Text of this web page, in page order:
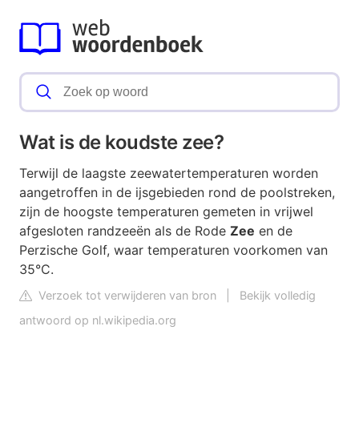
Wat is de koudste zee?
Terwijl de laagste zeewatertemperaturen worden
aangetroffen in de ijsgebieden rond de poolstreken,
zijn de hoogste temperaturen gemeten in vrijwel
afgesloten randzeeën als de Rode Zee en de
Perzische Golf, waar temperaturen voorkomen van
35°C.
Verzoek tot verwijderen van bron
Bekijk volledig
antwoord op nl.wikipedia.org